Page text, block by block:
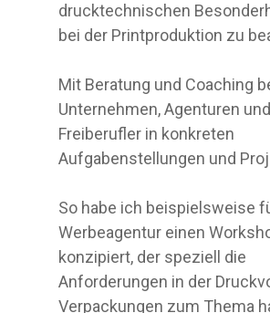
drucktechnischen
bei der Printproduktion zu
Mit Beratung und Coaching
Unternehmen, Agenturen
Freiberufler in konkreten
Aufgabenstellungen und
So habe ich beispielsweise
Werbeagentur einen
konzipiert, der speziell die
Anforderungen in der
Verpackungen zum Thema